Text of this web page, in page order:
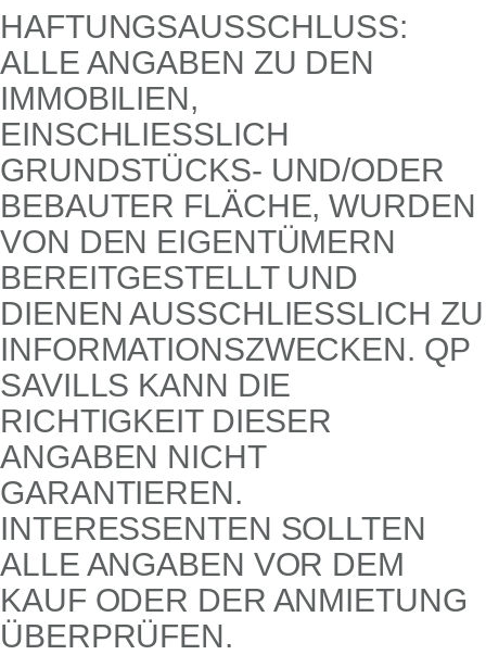
HAFTUNGSAUSSCHLUSS:
ALLE ANGABEN ZU DEN
IMMOBILIEN,
EINSCHLIESSLICH G
RUNDSTÜCKS- UND/ODER B
EBAUTER FLÄCHE, WURDEN V
ON DEN EIGENTÜMERN B
EREITGESTELLT UND D
IENEN AUSSCHLIESSLICH ZU IN
FORMATIONSZWECKEN. QP SA
VILLS KANN DIE RI
CHTIGKEIT DIESER AN
GABEN NICHT GA
RANTIEREN. IN
TERESSENTEN SOLLTEN AL
LE ANGABEN VOR DEM KA
UF ODER DER ANMIETUNG ÜB
ERPRÜFEN.